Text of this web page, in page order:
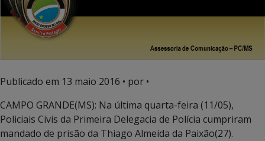
Publicado em 13 maio 2016 • por •
CAMPO GRANDE(MS): Na última quarta-feira (11/05),
Policiais Civis da Primeira Delegacia de Polícia cumpriram
mandado de prisão da Thiago Almeida da Paixão(27).